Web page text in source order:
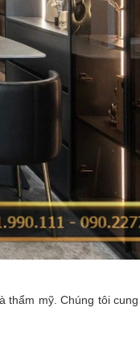
mỹ. Chúng tôi